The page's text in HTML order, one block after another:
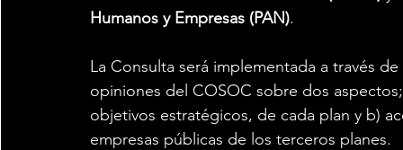
Humanos y Empresas (PAN).
La Consulta será implementada a través
opiniones del COSOC sobre dos
objetivos estratégicos, de cada plan y b)
empresas públicas de los terceros planes.